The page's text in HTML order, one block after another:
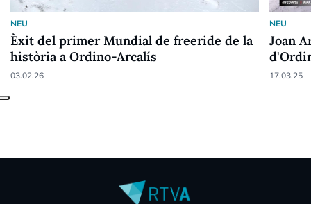
NEU
Èxit del primer Mundial de freeride de la
història a Ordino-Arcalís
03.02.26
NEU
Joan
17.03.25